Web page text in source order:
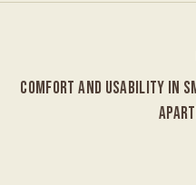
COMFORT AND USABILITY IN